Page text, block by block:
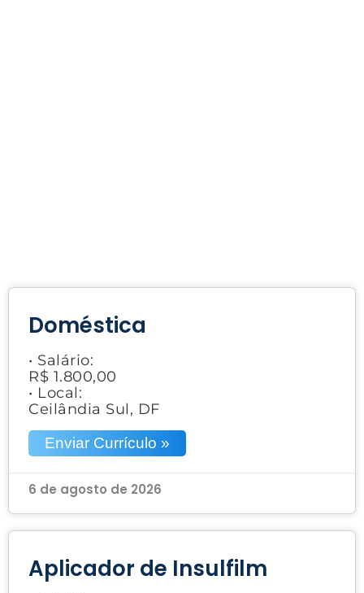
Doméstica
• Salário:
R$ 1.800,00
• Local:
Ceilândia Sul, DF
Enviar Currículo »
6 de agosto de 2026
Aplicador de Insulfilm